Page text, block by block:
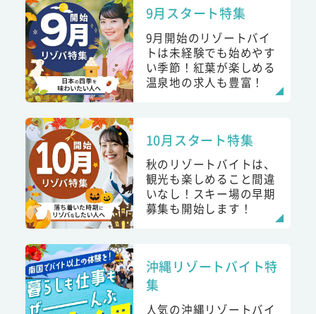
9月スタート特集
9月開始のリゾートバイ
トは未経験でも始めやす
い季節！紅葉が楽しめる
温泉地の求人も豊富！
10月スタート特集
秋のリゾートバイトは、
観光も楽しめること間違
いなし！スキー場の早期
募集も開始します！
沖縄リゾートバイト特
集
人気の沖縄リゾートバイ